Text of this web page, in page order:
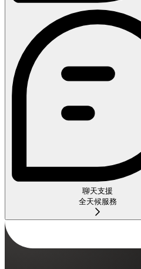
聊天支援
全天候服務